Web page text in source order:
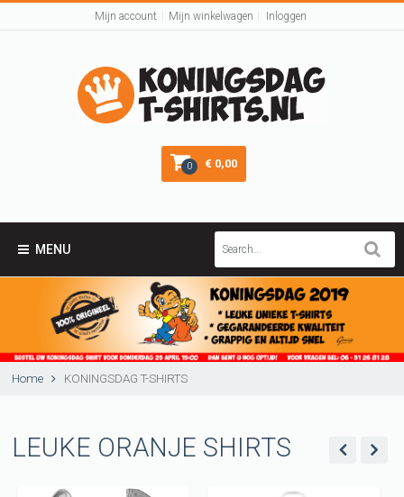
Mijn account Mijn winkelwagen Inloggen
0 € 0,00
MENU
Home KONINGSDAG T-SHIRTS
LEUKE ORANJE SHIRTS